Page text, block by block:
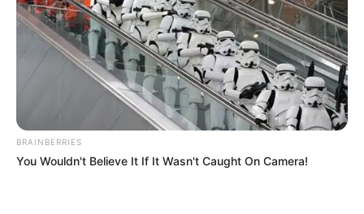
BRAINBERRIES
You Wouldn't Believe It If It Wasn't Caught On Camera!